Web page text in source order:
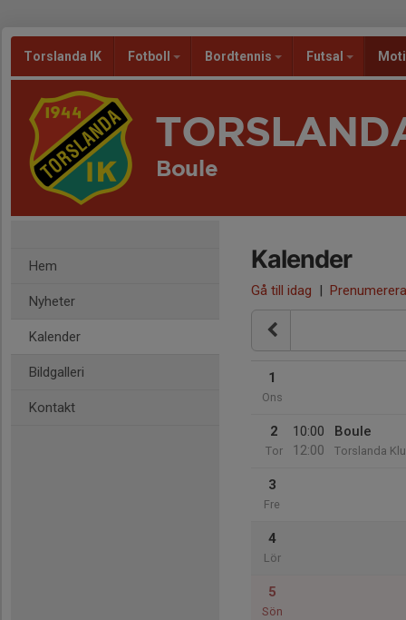
Torslanda IK Fotboll Bordtennis Futsal
Boule
Hem
Nyheter
Kalender
Bildgalleri
Kontakt
Kalender
Gå till idag | Prenumerera
1
Ons
2
Tor
10:00
12:00
Boule
Torslanda
3
Fre
4
Lör
5
Sön